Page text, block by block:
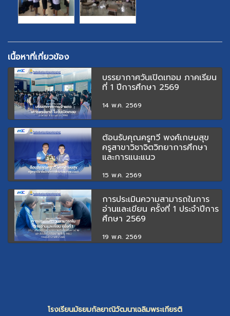
เนื้อหาที่เกี่ยวข้อง
บรรยากาศวันเปิดเทอม ภาคเรียน
ที่ 1 ปีการศึกษา 2569
14 พ.ค. 2569
ต้อนรับคุณครูทวี พงศ์เกษมสุข
ครูสาขาวิชาจิตวิทยาการศึกษา
และการแนะแนว
15 พ.ค. 2569
การประเมินความสามารถในการ
อ่านและเขียน ครั้งที่ 1 ประจำปีการ
ศึกษา 2569
19 พ.ค. 2569
โรงเรียนมัธยมกัลยาณิวัฒนาเฉลิมพระเกียรติ